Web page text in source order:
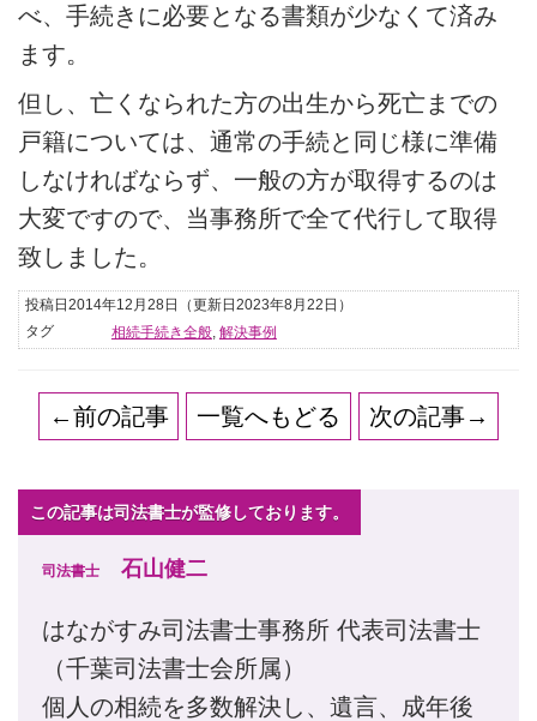
べ、手続きに必要となる書類が少なくて済み
ます。
但し、亡くなられた方の出生から死亡までの
戸籍については、通常の手続と同じ様に準備
しなければならず、一般の方が取得するのは
大変ですので、当事務所で全て代行して取得
致しました。
投稿日2014年12月28日
（更新日2023年8月22日）
タグ
相続手続き全般, 解決事例
←前の記事 一覧へもどる 次の記事→
この記事は司法書士が監修しております。
司法書士石山健二
はながすみ司法書士事務所 代表司法書士
（千葉司法書士会所属）
個人の相続を多数解決し、遺言、成年後